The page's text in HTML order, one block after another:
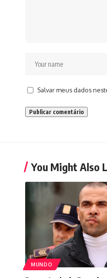
Salvar meus dados
You Might Also
MUNDO